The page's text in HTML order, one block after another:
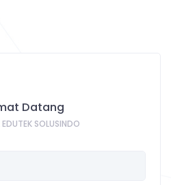
Datang
SOLUSINDO